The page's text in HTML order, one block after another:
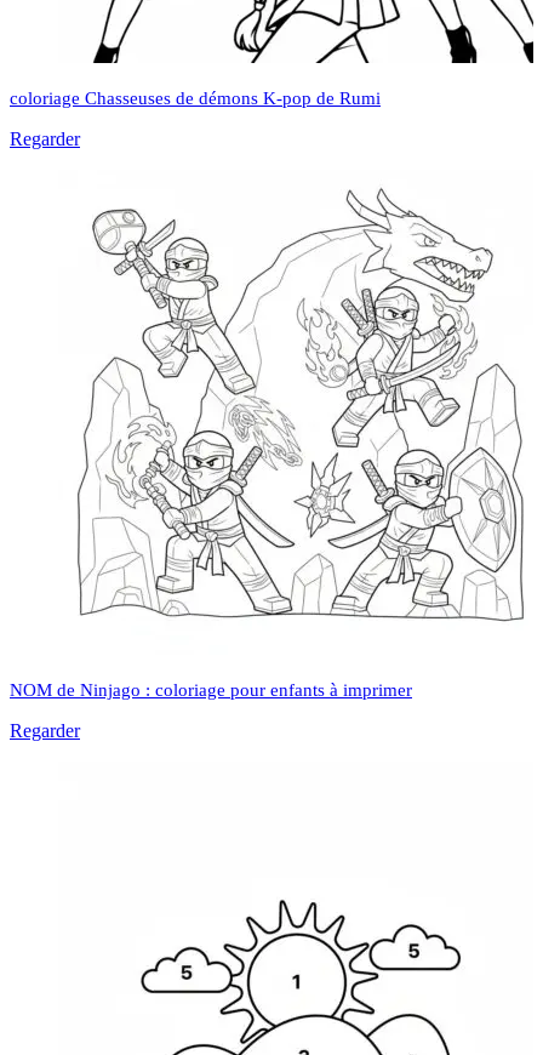
coloriage Chasseuses de démons K-pop de Rumi
Regarder
NOM de Ninjago : coloriage pour enfants à imprimer
Regarder